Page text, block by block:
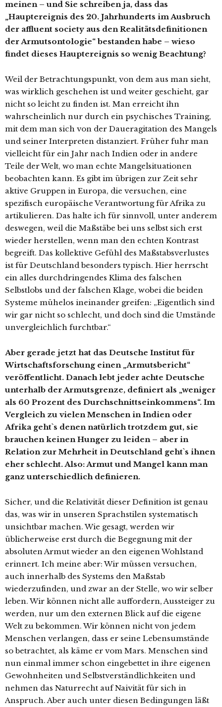
meinen – und Sie schreiben ja, dass das
„Hauptereignis des 20. Jahrhunderts im Ausbruch
der affluent society aus den Realitätsdefinitionen
der Armutsontologie“ bestanden habe – wieso
findet dieses Hauptereignis so wenig Beachtung?
Weil der Betrachtungspunkt, von dem aus man sieht,
was wirklich geschehen ist und weiter geschieht, gar
nicht so leicht zu finden ist. Man erreicht ihn
wahrscheinlich nur durch ein psychisches Training,
mit dem man sich von der Daueragitation des Mangels
und seiner Interpreten distanziert. Früher fuhr man
vielleicht für ein Jahr nach Indien oder in andere
Teile der Welt, wo man echte Mangelsituationen
beobachten kann. Es gibt im übrigen zur Zeit sehr
aktive Gruppen in Europa, die versuchen, eine
spezifisch europäische Verantwortung für Afrika zu
artikulieren. Das halte ich für sinnvoll, unter anderem
deswegen, weil die Maßstäbe bei uns selbst sich erst
wieder herstellen, wenn man den echten Kontrast
begreift. Das kollektive Gefühl des Maßstabsverlustes
ist für Deutschland besonders typisch. Hier herrscht
ein alles durchdringendes Klima des falschen
Selbstlobs und der falschen Klage, wobei die beiden
Systeme mühelos ineinander greifen: „Eigentlich sind
wir gar nicht so schlecht, und doch sind die Umstände
unvergleichlich furchtbar.“
Aber gerade jetzt hat das Deutsche Institut für
Wirtschaftsforschung einen „Armutsbericht“
veröffentlicht. Danach lebt jeder achte Deutsche
unterhalb der Armutsgrenze, definiert als „weniger
als 60 Prozent des Durchschnittseinkommens“. Im
Vergleich zu vielen Menschen in Indien oder
Afrika geht`s denen natürlich trotzdem gut, sie
brauchen keinen Hunger zu leiden – aber in
Relation zur Mehrheit in Deutschland geht`s ihnen
eher schlecht. Also: Armut und Mangel kann man
ganz unterschiedlich definieren.
Sicher, und die Relativität dieser Definition ist genau
das, was wir in unseren Sprachstilen systematisch
unsichtbar machen. Wie gesagt, werden wir
üblicherweise erst durch die Begegnung mit der
absoluten Armut wieder an den eigenen Wohlstand
erinnert. Ich meine aber: Wir müssen versuchen,
auch innerhalb des Systems den Maßstab
wiederzufinden, und zwar an der Stelle, wo wir selber
leben. Wir können nicht alle auffordern, Aussteiger zu
werden, nur um den externen Blick auf die eigene
Welt zu bekommen. Wir können nicht von jedem
Menschen verlangen, dass er seine Lebensumstände
so betrachtet, als käme er vom Mars. Menschen sind
nun einmal immer schon eingebettet in ihre eigenen
Gewohnheiten und Selbstverständlichkeiten und
nehmen das Naturrecht auf Naivität für sich in
Anspruch. Aber auch unter diesen Bedingungen läßt